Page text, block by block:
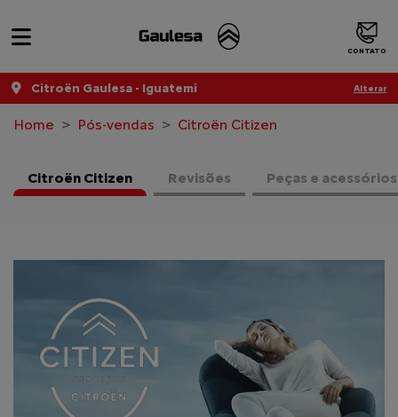
CONTATO
Citroën Gaulesa - Iguatemi Alterar
Home Pós-vendas Citroën Citizen
Citroën Citizen Revisões Peças e acessórios